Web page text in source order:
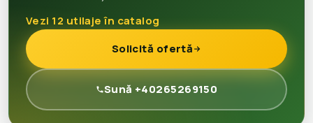
Vezi 12 utilaje în catalog
Solicită ofertă
Sună +40265269150